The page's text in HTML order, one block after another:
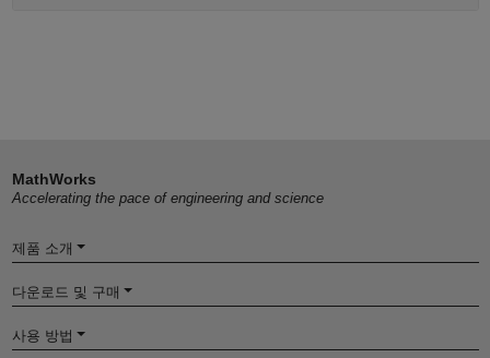
MathWorks
Accelerating the pace of engineering and science
제품 소개
다운로드 및 구매
사용 방법